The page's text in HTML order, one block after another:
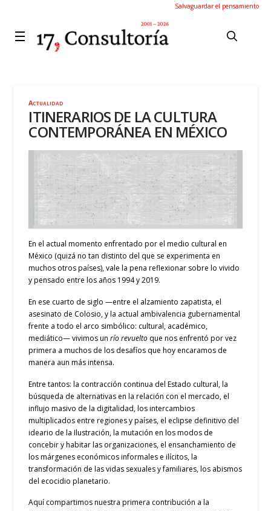
Salvaguardar el pensamiento
Actualidad
ITINERARIOS DE LA CULTURA
CONTEMPORÁNEA EN MÉXICO
En el actual momento enfrentado por el medio cultural en
México (quizá no tan distinto del que se experimenta en
muchos otros países), vale la pena reflexionar sobre lo vivido
y pensado entre los años 1994 y 2019.
En ese cuarto de siglo —entre el alzamiento zapatista, el
asesinato de Colosio, y la actual ambivalencia gubernamental
frente a todo el arco simbólico: cultural, académico,
mediático— vivimos unrío revuelto que nos enfrentó por vez
primera a muchos de los desafíos que hoy encaramos de
manera aun más intensa.
Entre tantos: la contracción continua del Estado cultural, la
búsqueda de alternativas en la relación con el mercado, el
influjo masivo de la digitalidad, los intercambios
multiplicados entre regiones y países, el eclipse definitivo del
ideario de la Ilustración, la mutación en los modos de
concebir y habitar las organizaciones, el ensanchamiento de
los márgenes económicos informales e ilícitos, la
transformación de las vidas sexuales y familiares, los abismos
del ecocidio planetario.
Aquí compartimos nuestra primera contribución a la